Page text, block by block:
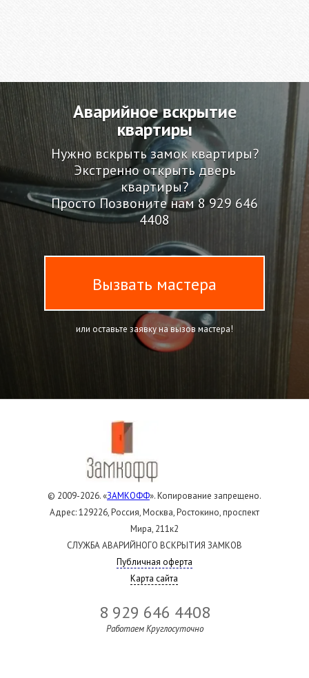
Аварийное вскрытие
квартиры
Нужно вскрыть замок квартиры?
Экстренно открыть дверь
квартиры?
Просто Позвоните нам8 929 646
4408
Вызвать мастера
или оставьте заявку на вызов мастера!
© 2009-2026. «ЗАМКОФФ». Копирование запрещено.
Адрес: 129226, Россия, Москва, Ростокино, проспект
Мира, 211к2
СЛУЖБА АВАРИЙНОГО ВСКРЫТИЯ ЗАМКОВ
Публичная оферта
Карта сайта
8 929 646 4408
Работаем Круглосуточно